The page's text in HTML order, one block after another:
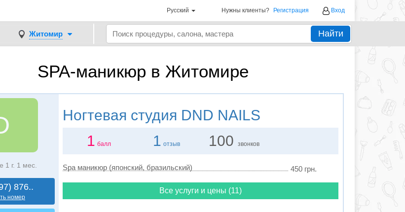
Русский Нужны клиенты? Регистрация Вход
Житомир Найти
SPA-маникюр в Житомире
1 г. 1 мес.
876..
номер
Ногтевая студия DND NAILS
1 балл 1 отзыв 100 звонков
Spa маникюр (японский, бразильский) 450 грн.
Все услуги и цены (11)